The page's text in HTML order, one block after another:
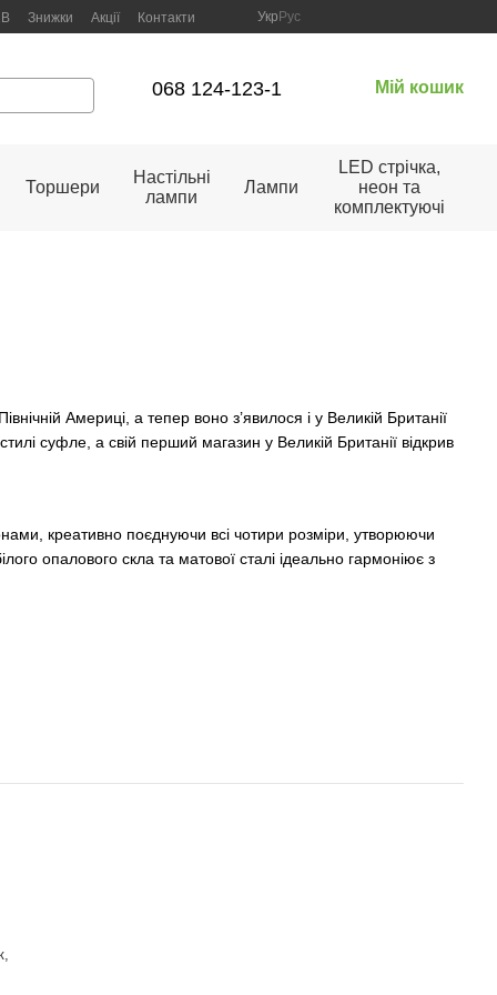
Знижки Акції Контакти Укр Рус
068 124-123-1 Мій кошик
Торшери
Настільні
лампи
Лампи
LED стрічка,
неон та
комплектуючі
Америці, а тепер воно з’явилося і у Великій Британії
суфле, а свій перший магазин у Великій Британії відкрив
креативно поєднуючи всі чотири розміри, утворюючи
опалового скла та матової сталі ідеально гармоніює з